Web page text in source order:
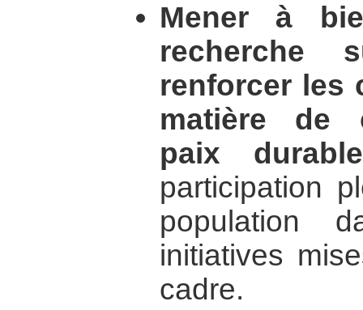
Mener à
renforcer les
matière de
paix durable
participation
population
initiatives
cadre.